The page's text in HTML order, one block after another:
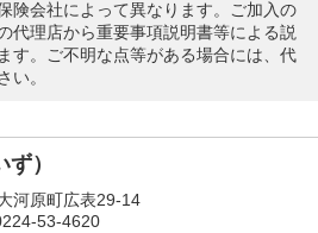
険会社によって異なります。ご加入の
代理店から重要事項説明書等による説
す。ご不明な点等がある場合には、代
い。
）
河原町広表29-14
53-4620